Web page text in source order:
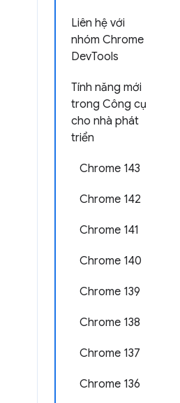
Liên hệ với
nhóm Chrome
DevTools
Tính năng mới
trong Công cụ
cho nhà phát
triển
Chrome 143
Chrome 142
Chrome 141
Chrome 140
Chrome 139
Chrome 138
Chrome 137
Chrome 136